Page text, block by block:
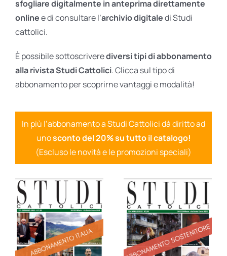
Ares Gift Card
sfogliare digitalmente in anteprima direttamente
onlinee di consultare l’archivio digitaledi Studi
cattolici.
È possibile sottoscriverediversi tipi di abbonamento
alla rivista Studi Cattolici. Clicca sul tipo di
abbonamento per scoprirne vantaggi e modalità!
In più l’abbonamento a Studi Cattolici dà diritto ad
unosconto del 20% su tutto il catalogo!
(Escluso le novità e le promozioni speciali)